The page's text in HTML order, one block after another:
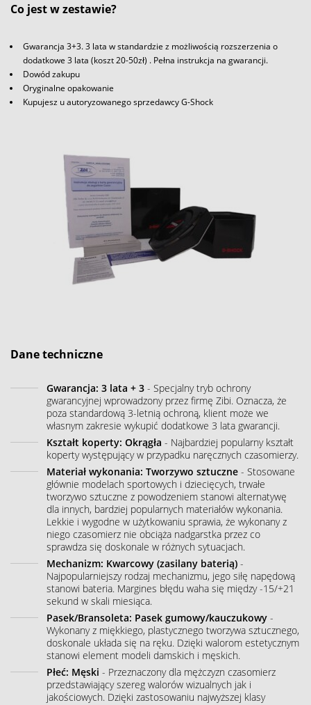
Co jest w zestawie?
Gwarancja 3+3. 3 lata w standardzie z możliwością rozszerzenia o
dodatkowe 3 lata (koszt 20-50zł) . Pełna instrukcja na gwarancji.
Dowód zakupu
Oryginalne opakowanie
Kupujesz u autoryzowanego sprzedawcy G-Shock
Dane techniczne
Gwarancja: 3 lata + 3 - Specjalny tryb ochrony
gwarancyjnej wprowadzony przez firmę Zibi. Oznacza, że
poza standardową 3-letnią ochroną, klient może we
własnym zakresie wykupić dodatkowe 3 lata gwarancji.
Kształt koperty: Okrągła - Najbardziej popularny kształt
koperty występujący w przypadku naręcznych czasomierzy.
Materiał wykonania: Tworzywo sztuczne - Stosowane
głównie modelach sportowych i dziecięcych, trwałe
tworzywo sztuczne z powodzeniem stanowi alternatywę
dla innych, bardziej popularnych materiałów wykonania.
Lekkie i wygodne w użytkowaniu sprawia, że wykonany z
niego czasomierz nie obciąża nadgarstka przez co
sprawdza się doskonale w różnych sytuacjach.
Mechanizm: Kwarcowy (zasilany baterią) -
Najpopularniejszy rodzaj mechanizmu, jego siłę napędową
stanowi bateria. Margines błędu waha się między -15/+21
sekund w skali miesiąca.
Pasek/Bransoleta: Pasek gumowy/kauczukowy -
Wykonany z miękkiego, plastycznego tworzywa sztucznego,
doskonale układa się na ręku. Dzięki walorom estetycznym
stanowi element modeli damskich i męskich.
Płeć: Męski - Przeznaczony dla mężczyzn czasomierz
przedstawiający szereg walorów wizualnych jak i
jakościowych. Dzięki zastosowaniu najwyższej klasy